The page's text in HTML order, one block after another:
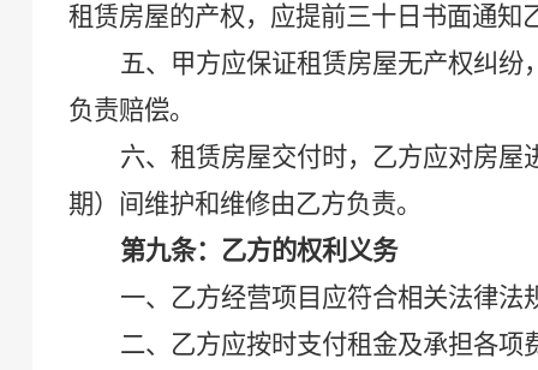
租赁房屋的产权，应提前三十日书面通知
五、甲方应保证租赁房屋无产权纠
负责赔偿。
六、 租赁房屋交付时，乙方应对房屋
期） 间维护和维修由乙方负责。
第九条：乙方的权利义务
一、乙方经营项目应符合相关法律
二、乙方应按时支付租金及承担各项